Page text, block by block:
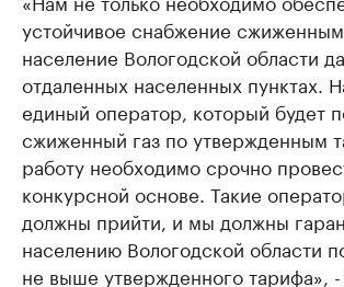
устойчивое снабжение
население Вологодской области
отдаленных населенных пунктах.
единый оператор, который будет
сжиженный газ по утвержденным
работу необходимо срочно
конкурсной основе. Такие
должны прийти, и мы должны
населению Вологодской области
не выше утвержденного тарифа», -